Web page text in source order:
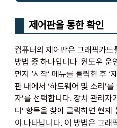
제어판을 통한 확인
컴퓨터의 제어판은 그래픽카드
방법 중 하나입니다. 윈도우 운
먼저 ‘시작’ 메뉴를 클릭한 후 ‘
판 내에서 ‘하드웨어 및 소리’
자’를 선택합니다. 장치 관리자
터’ 항목을 찾아 클릭하면 현재
이 나타납니다. 이 방법은 그래